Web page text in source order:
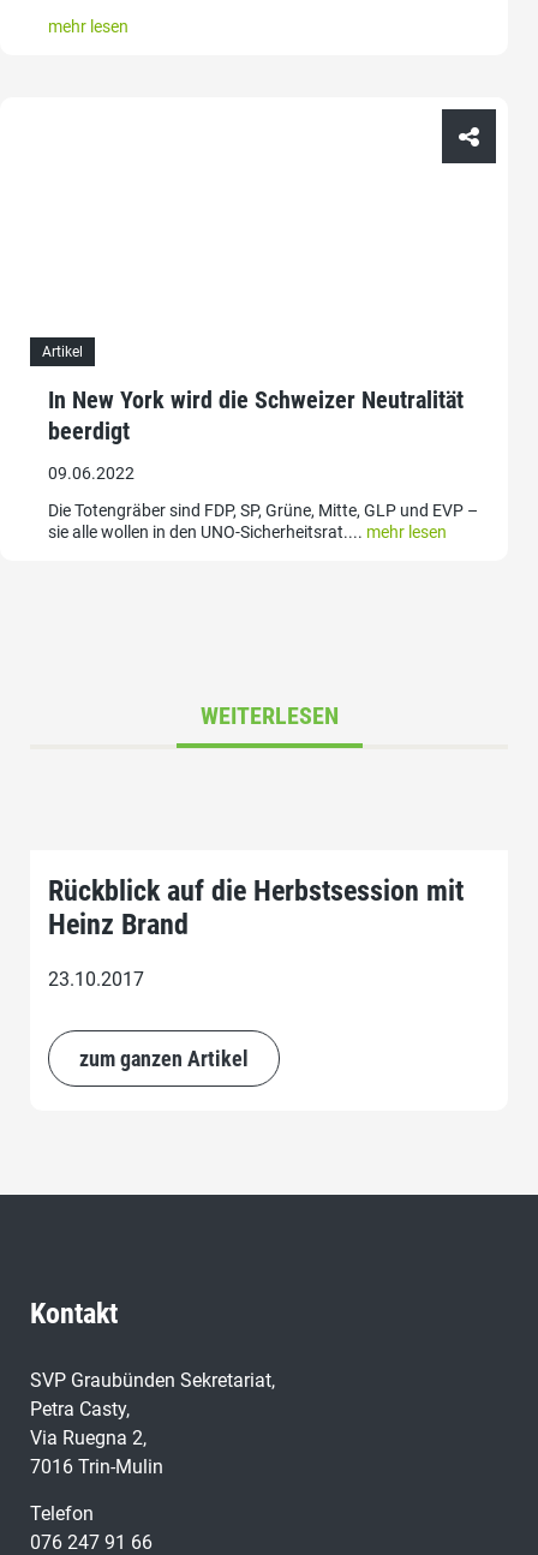
mehr lesen
Artikel
In New York wird die Schweizer Neutralität
beerdigt
09.06.2022
Die Totengräber sind FDP, SP, Grüne, Mitte, GLP und EVP –
sie alle wollen in den UNO-Sicherheitsrat.... mehr lesen
WEITERLESEN
Rückblick auf die Herbstsession mit
Heinz Brand
23.10.2017
zum ganzen Artikel
Kontakt
SVP Graubünden Sekretariat,
Petra Casty,
Via Ruegna 2,
7016 Trin-Mulin
Telefon
076 247 91 66